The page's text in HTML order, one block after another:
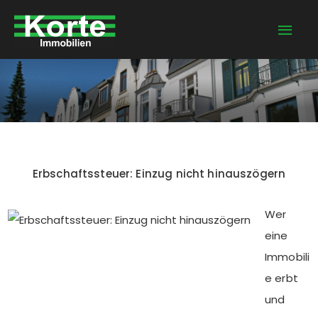
Inhalt
Erbschaftssteuer: Einzug nicht hinauszögern
Wer
eine
Immobili
e erbt
und